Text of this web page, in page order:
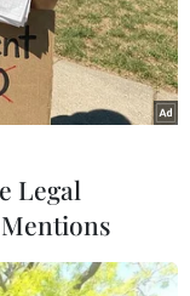
Legal